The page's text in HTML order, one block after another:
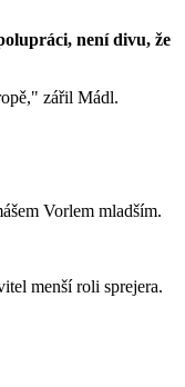
není divu, že
zářil Mádl.
Vorlem mladším.
menší roli sprejera.